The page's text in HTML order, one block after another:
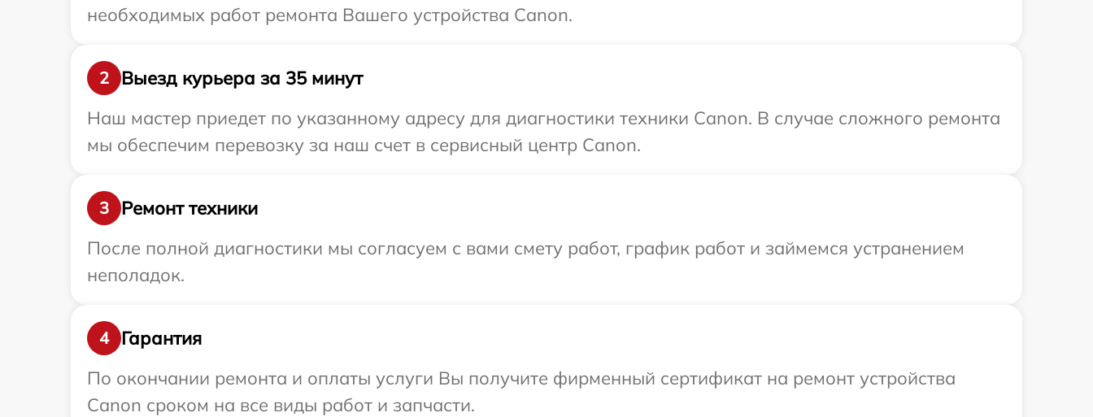
необходимых работ ремонта Вашего устройства Canon.
2
Выезд курьера за 35 минут
Наш мастер приедет по указанному адресу для диагностики техники Canon. В случае сложного ремонта
мы обеспечим перевозку за наш счет в сервисный центр Canon.
3
Ремонт техники
После полной диагностики мы согласуем с вами смету работ, график работ и займемся устранением
неполадок.
4
Гарантия
По окончании ремонта и оплаты услуги Вы получите фирменный сертификат на ремонт устройства
Canon сроком на все виды работ и запчасти.